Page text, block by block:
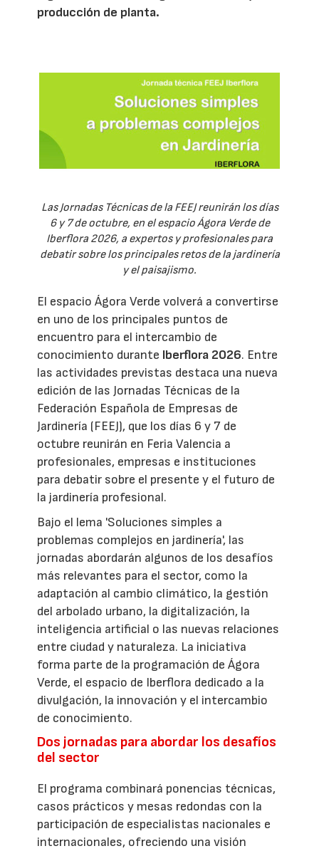
producción de planta.
Las Jornadas Técnicas de la FEEJ reunirán los días
6 y 7 de octubre, en el espacio Ágora Verde de
Iberflora 2026, a expertos y profesionales para
debatir sobre los principales retos de la jardinería
y el paisajismo.
El espacio Ágora Verde volverá a convertirse
en uno de los principales puntos de
encuentro para el intercambio de
conocimiento durante Iberflora 2026. Entre
las actividades previstas destaca una nueva
edición de las Jornadas Técnicas de la
Federación Española de Empresas de
Jardinería (FEEJ), que los días 6 y 7 de
octubre reunirán en Feria Valencia a
profesionales, empresas e instituciones
para debatir sobre el presente y el futuro de
la jardinería profesional.
Bajo el lema 'Soluciones simples a
problemas complejos en jardinería', las
jornadas abordarán algunos de los desafíos
más relevantes para el sector, como la
adaptación al cambio climático, la gestión
del arbolado urbano, la digitalización, la
inteligencia artificial o las nuevas relaciones
entre ciudad y naturaleza. La iniciativa
forma parte de la programación de Ágora
Verde, el espacio de Iberflora dedicado a la
divulgación, la innovación y el intercambio
de conocimiento.
Dos jornadas para abordar los desafíos
del sector
El programa combinará ponencias técnicas,
casos prácticos y mesas redondas con la
participación de especialistas nacionales e
internacionales, ofreciendo una visión